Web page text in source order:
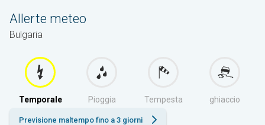
Allerte meteo
Bulgaria
Temporale Pioggia Tempesta ghiaccio
Previsione maltempo fino a 3 giorni